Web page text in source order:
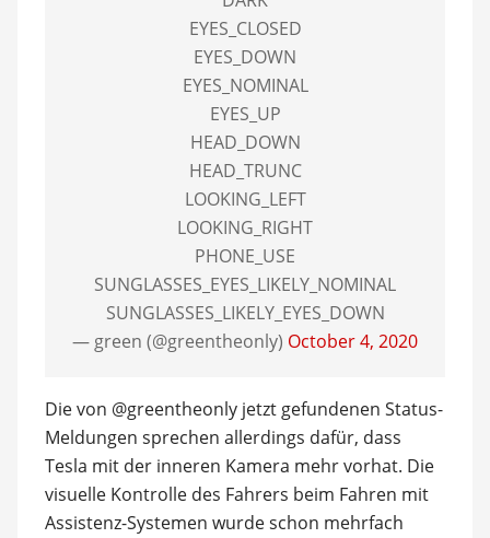
EYES_CLOSED
EYES_DOWN
EYES_NOMINAL
EYES_UP
HEAD_DOWN
HEAD_TRUNC
LOOKING_LEFT
LOOKING_RIGHT
PHONE_USE
SUNGLASSES_EYES_LIKELY_NOMINAL
SUNGLASSES_LIKELY_EYES_DOWN
— green (@greentheonly) October 4, 2020
Die von @greentheonly jetzt gefundenen Status-
Meldungen sprechen allerdings dafür, dass
Tesla mit der inneren Kamera mehr vorhat. Die
visuelle Kontrolle des Fahrers beim Fahren mit
Assistenz-Systemen wurde schon mehrfach